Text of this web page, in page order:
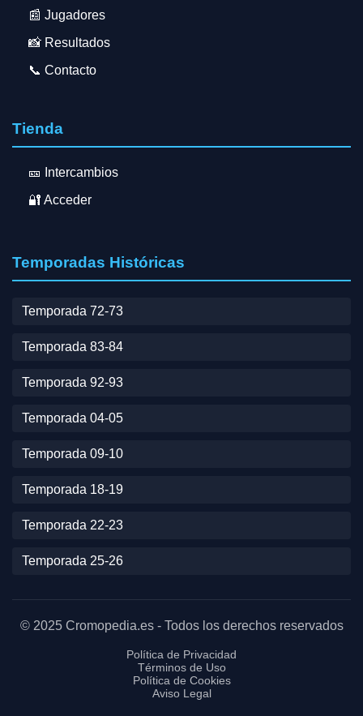
📰 Jugadores
📸 Resultados
📞 Contacto
Tienda
🎫 Intercambios
🔐 Acceder
Temporadas Históricas
Temporada 72-73
Temporada 83-84
Temporada 92-93
Temporada 04-05
Temporada 09-10
Temporada 18-19
Temporada 22-23
Temporada 25-26
© 2025 Cromopedia.es - Todos los derechos reservados
Política de Privacidad
Términos de Uso
Política de Cookies
Aviso Legal